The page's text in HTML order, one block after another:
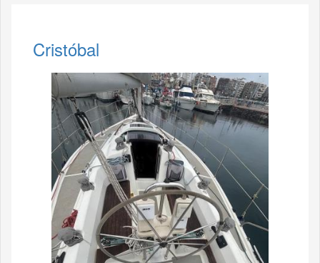
Cristóbal